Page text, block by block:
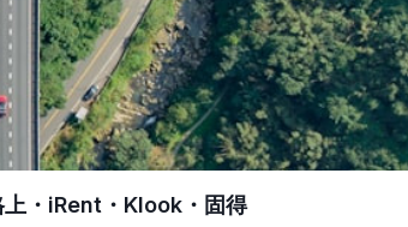
上・iRent・Klook・固得